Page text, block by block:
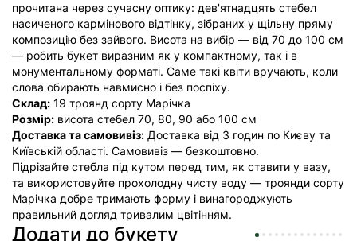
прочитана через сучасну оптику: дев'ятнадцять стебел
насиченого кармінового відтінку, зібраних у щільну пряму
композицію без зайвого. Висота на вибір — від 70 до 100 см
— робить букет виразним як у компактному, так і в
монументальному форматі. Саме такі квіти вручають, коли
слова обирають навмисно і без поспіху.
Склад: 19 троянд сорту Марічка
Розмір: висота стебел 70, 80, 90 або 100 см
Доставка та самовивіз: Доставка від 3 годин по Києву та
Київській області. Самовивіз — безкоштовно.
Підрізайте стебла під кутом перед тим, як ставити у вазу,
та використовуйте прохолодну чисту воду — троянди сорту
Марічка добре тримають форму і винагороджують
правильний догляд тривалим цвітінням.
Додати до букету